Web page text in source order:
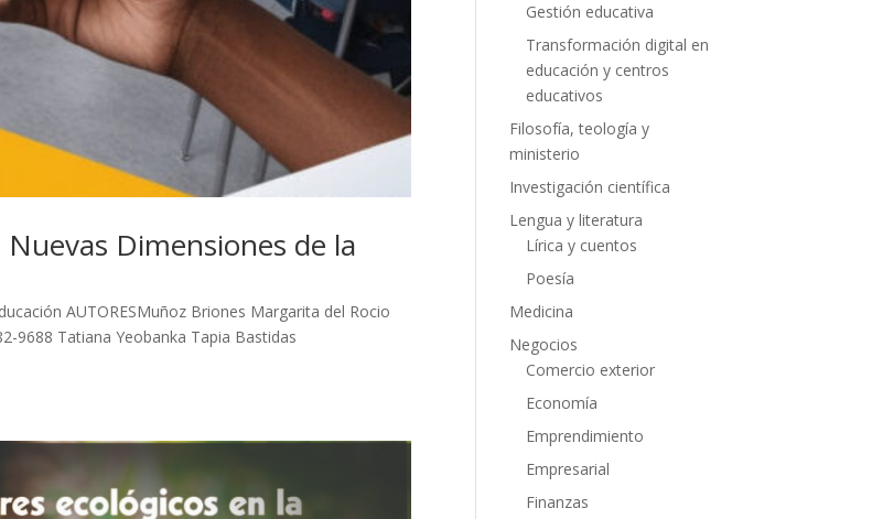
Dimensiones de la
AUTORESMuñoz Briones Margarita del Rocio
9688 Tatiana Yeobanka Tapia Bastidas
Gestión educativa
Transformación digital en
educación y centros
educativos
Filosofía, teología y
ministerio
Investigación científica
Lengua y literatura
Lírica y cuentos
Poesía
Medicina
Negocios
Comercio exterior
Economía
Emprendimiento
Empresarial
Finanzas